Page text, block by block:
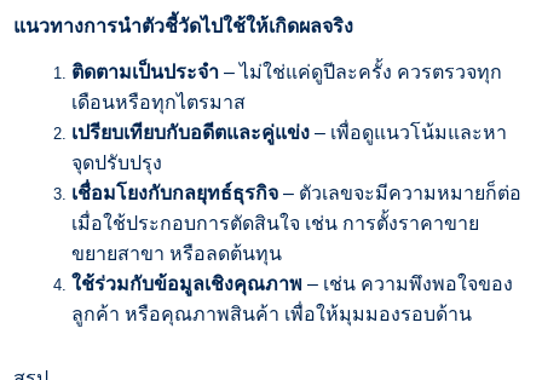
แนวทางการนำตัวชี้วัดไปใช้ให้เกิดผลจริง
ติดตามเป็นประจำ –ไม่ใช่แค่ดูปีละครั้ง ควรตรวจทุก
เดือนหรือทุกไตรมาส
เปรียบเทียบกับอดีตและคู่แข่ง – เพื่อดูแนวโน้มและหา
จุดปรับปรุง
เชื่อมโยงกับกลยุทธ์ธุรกิจ – ตัวเลขจะมีความหมายก็ต่อ
เมื่อใช้ประกอบการตัดสินใจ เช่น การตั้งราคาขาย
ขยายสาขา หรือลดต้นทุน
ใช้ร่วมกับข้อมูลเชิงคุณภาพ – เช่น ความพึงพอใจของ
ลูกค้า หรือคุณภาพสินค้า เพื่อให้มุมมองรอบด้าน